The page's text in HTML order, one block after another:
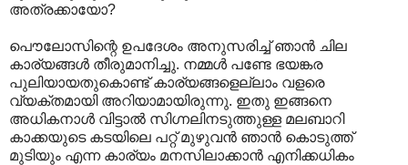
അത്രക്കായോ?
പൌലോസിന്റെ ഉപദേശം അനുസരിച്ച് ഞാന്‍ ചില
കാര്യങ്ങള്‍ തീരുമാനിച്ചു. നമ്മള്‍ പണ്ടേ ഭയങ്കര
പുലിയായതുകൊണ്ട് കാര്യങ്ങളെല്ലാം വളരെ
വ്യക്തമായി അറിയാമായിരുന്നു. ഇതു ഇങ്ങനെ
അധികനാള്‍ വിട്ടാല്‍ സിഗ്നലിനടുത്തുള്ള മലബാറി
കാക്കയുടെ കടയിലെ പറ്റ് മുഴുവന്‍ ഞാന്‍ കൊടുത്ത്
മുടിയും എന്ന കാര്യം മനസിലാക്കാന്‍ എനിക്കധികം